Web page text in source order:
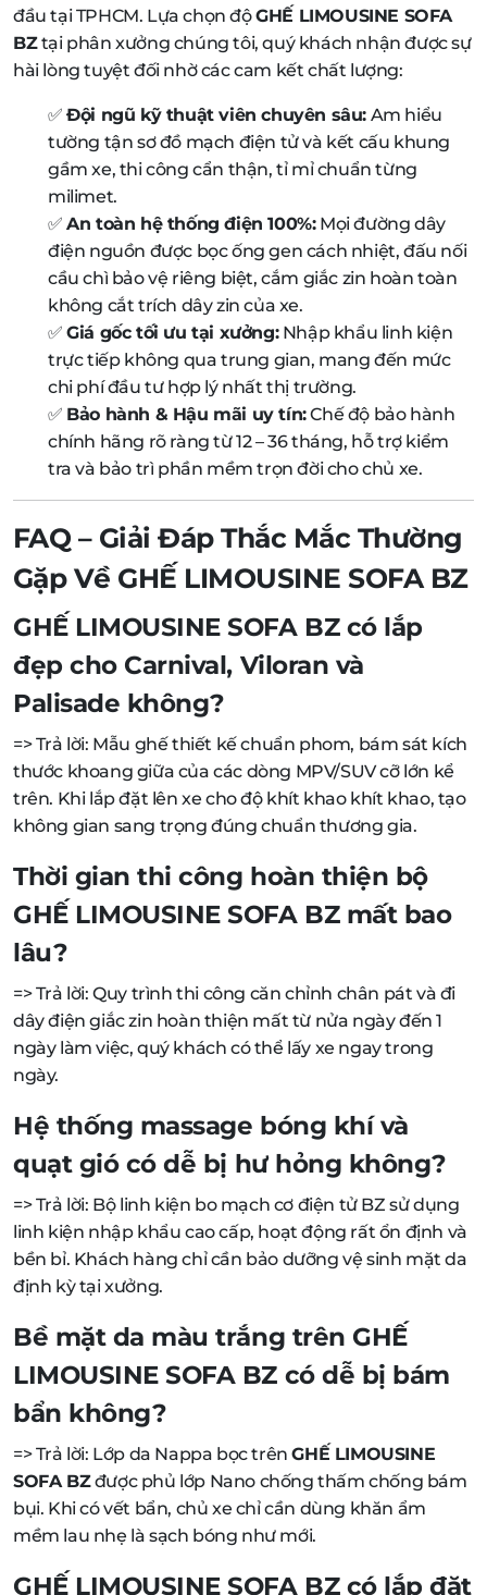
đầu tại TPHCM. Lựa chọn độGHẾ LIMOUSINE SOFA
BZtại phân xưởng chúng tôi, quý khách nhận được sự
hài lòng tuyệt đối nhờ các cam kết chất lượng:
✅Đội ngũ kỹ thuật viên chuyên sâu: Am hiểu
tường tận sơ đồ mạch điện tử và kết cấu khung
gầm xe, thi công cẩn thận, tỉ mỉ chuẩn từng
milimet.
✅An toàn hệ thống điện 100%:Mọi đường dây
điện nguồn được bọc ống gen cách nhiệt, đấu nối
cầu chì bảo vệ riêng biệt, cắm giắc zin hoàn toàn
không cắt trích dây zin của xe.
✅Giá gốc tối ưu tại xưởng:Nhập khẩu linh kiện
trực tiếp không qua trung gian, mang đến mức
chi phí đầu tư hợp lý nhất thị trường.
✅ Bảo hành & Hậu mãi uy tín:Chế độ bảo hành
chính hãng rõ ràng từ 12 – 36 tháng, hỗ trợ kiểm
tra và bảo trì phần mềm trọn đời cho chủ xe.
FAQ – Giải Đáp Thắc Mắc Thường
Gặp Về GHẾ LIMOUSINE SOFA BZ
GHẾ LIMOUSINE SOFA BZ có lắp
đẹp cho Carnival, Viloran và
Palisade không?
=> Trả lời: Mẫu ghế thiết kế chuẩn phom, bám sát kích
thước khoang giữa của các dòng MPV/SUV cỡ lớn kể
trên. Khi lắp đặt lên xe cho độ khít khao khít khao, tạo
không gian sang trọng đúng chuẩn thương gia.
Thời gian thi công hoàn thiện bộ
GHẾ LIMOUSINE SOFA BZ mất bao
lâu?
=> Trả lời: Quy trình thi công căn chỉnh chân pát và đi
dây điện giắc zin hoàn thiện mất từ nửa ngày đến 1
ngày làm việc, quý khách có thể lấy xe ngay trong
ngày.
Hệ thống massage bóng khí và
quạt gió có dễ bị hư hỏng không?
=> Trả lời: Bộ linh kiện bo mạch cơ điện tử BZ sử dụng
linh kiện nhập khẩu cao cấp, hoạt động rất ổn định và
bền bỉ. Khách hàng chỉ cần bảo dưỡng vệ sinh mặt da
định kỳ tại xưởng.
Bề mặt da màu trắng trên GHẾ
LIMOUSINE SOFA BZ có dễ bị bám
bẩn không?
=> Trả lời: Lớp da Nappa bọc trênGHẾ LIMOUSINE
SOFA BZđược phủ lớp Nano chống thấm chống bám
bụi. Khi có vết bẩn, chủ xe chỉ cần dùng khăn ẩm
mềm lau nhẹ là sạch bóng như mới.
GHẾ LIMOUSINE SOFA BZ có lắp đặt